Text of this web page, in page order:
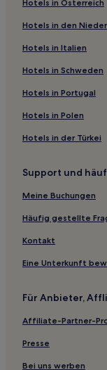
Changy Hotels
Ternant Hotels
Le Rousset Hotels
Hotels in Österreich
Hotels in den
Hotels in Italien
Hotels in Schweden
Hotels in Portugal
Hotels in Polen
Hotels in der Türkei
Support und
Meine Buchungen
Häufig gestellte
Kontakt
Eine Unterkunft
Für Anbieter,
Affiliate-Partner-
Presse
Bei uns werben